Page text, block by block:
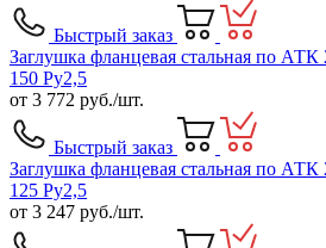
Быстрый заказ
Заглушка фланцевая стальная по
150 Ру2,5
от 3 772 руб./шт.
Быстрый заказ
Заглушка фланцевая стальная по
125 Ру2,5
от 3 247 руб./шт.